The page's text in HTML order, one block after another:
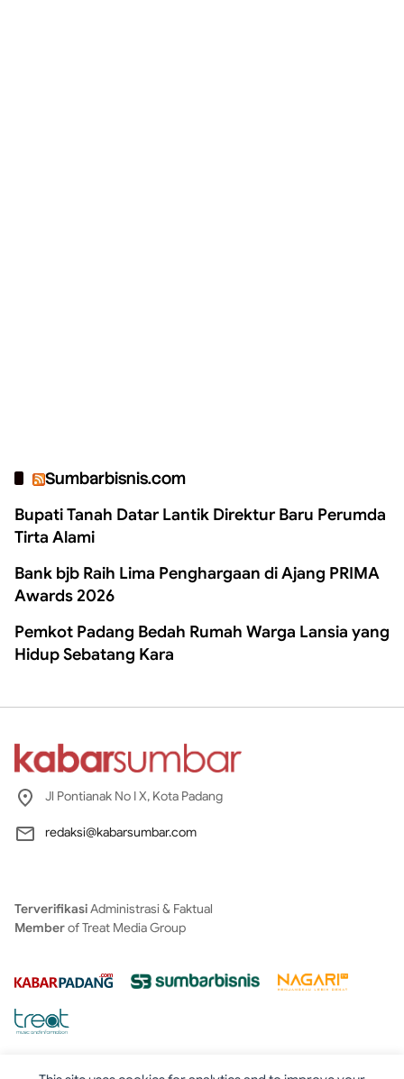
Sumbarbisnis.com
Bupati Tanah Datar Lantik Direktur Baru Perumda
Tirta Alami
Bank bjb Raih Lima Penghargaan di Ajang PRIMA
Awards 2026
Pemkot Padang Bedah Rumah Warga Lansia yang
Hidup Sebatang Kara
Jl Pontianak No I X, Kota Padang
redaksi@kabarsumbar.com
TerverifikasiAdministrasi & Faktual
Memberof Treat Media Group